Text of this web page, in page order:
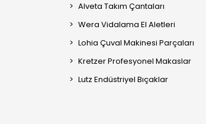
Alveta Takım Çantaları
Wera Vidalama El Aletleri
Lohia Çuval Makinesi Parçaları
Kretzer Profesyonel Makaslar
Lutz Endüstriyel Bıçaklar